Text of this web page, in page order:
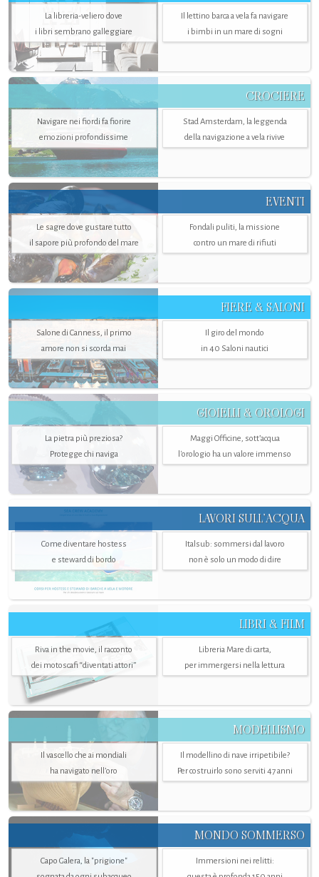
La libreria-veliero dove
i libri sembrano galleggiare
Il lettino barca a vela fa navigare
i bimbi in un mare di sogni
CROCIERE
Navigare nei fiordi fa fiorire
emozioni profondissime
Stad Amsterdam, la leggenda
della navigazione a vela rivive
EVENTI
Le sagre dove gustare tutto
il sapore più profondo del mare
Fondali puliti, la missione
contro un mare di rifiuti
FIERE & SALONI
Salone di Canness, il primo
amore non si scorda mai
Il giro del mondo
in 40 Saloni nautici
GIOIELLI & OROLOGI
La pietra più preziosa?
Protegge chi naviga
Maggi Officine, sott’acqua
l'orologio ha un valore immenso
LAVORI SULL’ACQUA
Come diventare hostess
e steward di bordo
Italsub: sommersi dal lavoro
non è solo un modo di dire
LIBRI & FILM
Riva in the movie, il racconto
dei motoscafi “diventati attori”
Libreria Mare di carta,
per immergersi nella lettura
MODELLISMO
Il vascello che ai mondiali
ha navigato nell’oro
Il modellino di nave irripetibile?
Per costruirlo sono serviti 47 anni
MONDO SOMMERSO
Capo Galera, la "prigione"
Immersioni nei relitti: